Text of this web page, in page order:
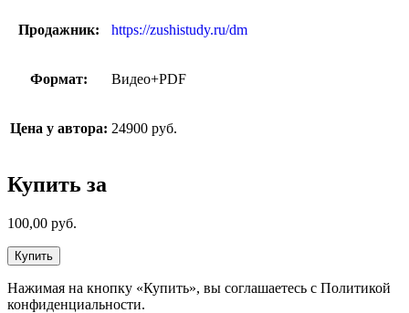
Продажник: https://zushistudy.ru/dm
Формат: Видео+PDF
Цена у автора: 24900 руб.
Купить за
100,00 руб.
Купить
Нажимая на кнопку «Купить», вы соглашаетесь с Политикой
конфиденциальности.